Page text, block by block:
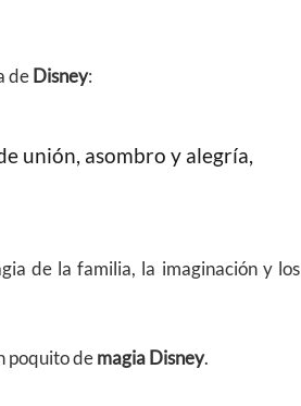
de Disney:
unión, asombro y alegría,
de la familia, la imaginación y los
poquito de magia Disney.